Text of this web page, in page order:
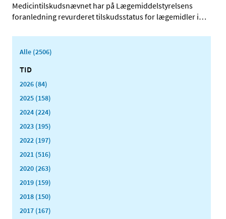
Medicintilskudsnævnet har på Lægemiddelstyrelsens
foranledning revurderet tilskudsstatus for lægemidler i…
Alle (2506)
TID
2026 (84)
2025 (158)
2024 (224)
2023 (195)
2022 (197)
2021 (516)
2020 (263)
2019 (159)
2018 (150)
2017 (167)